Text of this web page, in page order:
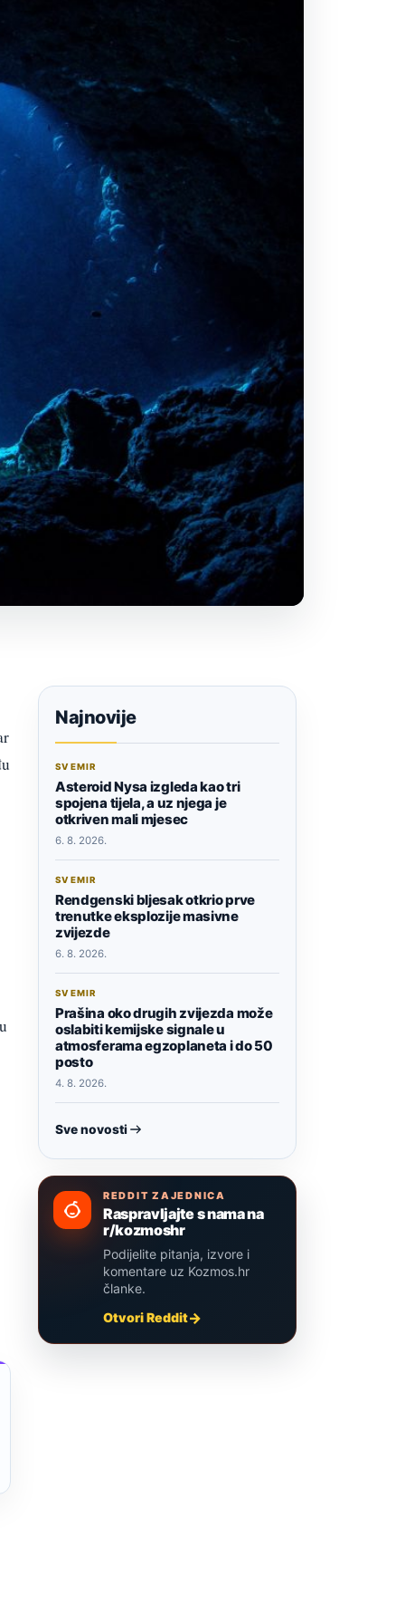
Najnovije
SVEMIR
Asteroid Nysa izgleda kao tri
spojena tijela, a uz njega je
otkriven mali mjesec
6. 8. 2026.
SVEMIR
Rendgenski bljesak otkrio prve
trenutke eksplozije masivne
zvijezde
6. 8. 2026.
SVEMIR
Prašina oko drugih zvijezda može
oslabiti kemijske signale u
atmosferama egzoplaneta i do 50
posto
4. 8. 2026.
Sve novosti
REDDIT ZAJEDNICA
Raspravljajte s nama na
r/kozmoshr
Podijelite pitanja, izvore i
komentare uz Kozmos.hr
članke.
Otvori Reddit